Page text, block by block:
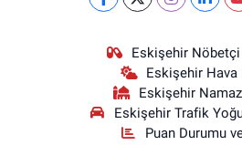
Eskişehir
Eskişehir Hava
Eskişehir
Eskişehir Trafik
Puan Durumu